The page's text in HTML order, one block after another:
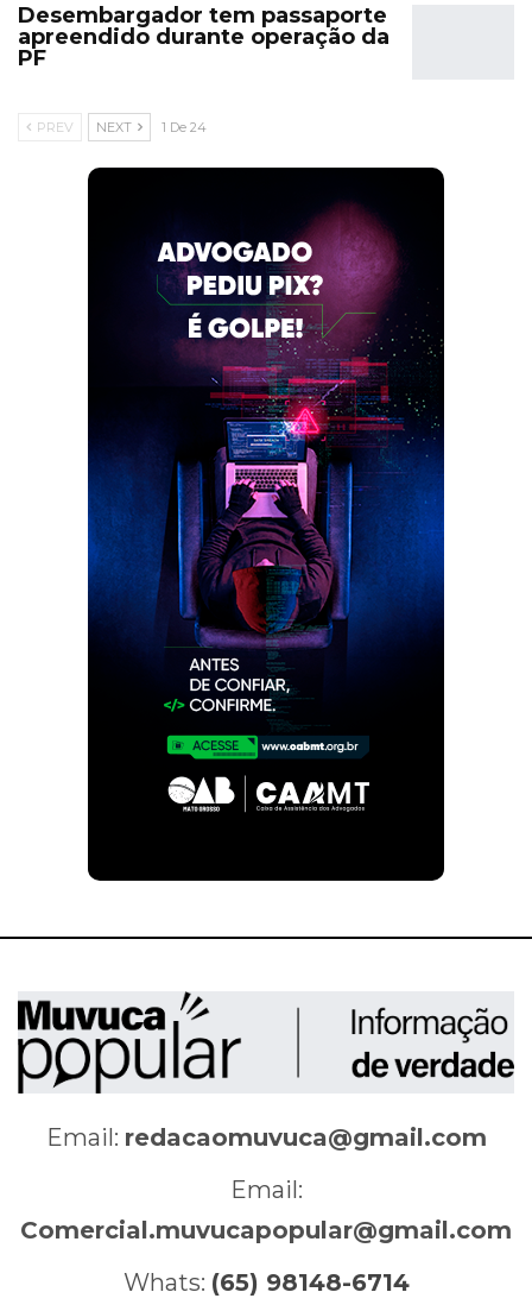
Desembargador tem passaporte
apreendido durante operação da
PF
PREV NEXT 1 De 24
Email: redacaomuvuca@gmail.com
Email:
Comercial.muvucapopular@gmail.com
Whats: (65) 98148-6714